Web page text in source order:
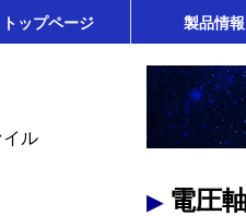
トップページ 製品情報
イル
電圧